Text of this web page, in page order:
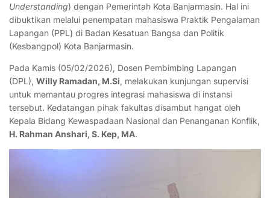
Understanding) dengan Pemerintah Kota Banjarmasin. Hal ini
dibuktikan melalui penempatan mahasiswa Praktik Pengalaman
Lapangan (PPL) di Badan Kesatuan Bangsa dan Politik
(Kesbangpol) Kota Banjarmasin.
Pada Kamis (05/02/2026), Dosen Pembimbing Lapangan
(DPL), Willy Ramadan, M.Si, melakukan kunjungan supervisi
untuk memantau progres integrasi mahasiswa di instansi
tersebut. Kedatangan pihak fakultas disambut hangat oleh
Kepala Bidang Kewaspadaan Nasional dan Penanganan Konflik,
H. Rahman Anshari, S. Kep, MA.